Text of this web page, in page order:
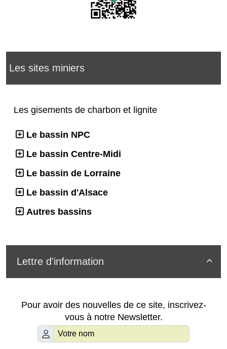
Les sites miniers
Les gisements de charbon et lignite
Le bassin NPC
Le bassin Centre-Midi
Le bassin de Lorraine
Le bassin d'Alsace
Autres bassins

Lettre d'information
Pour avoir des nouvelles de ce site, inscrivez-
vous à notre Newsletter.